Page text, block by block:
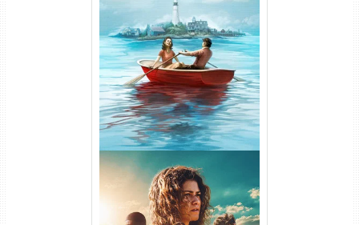
O Segredo de Widow’s Bay
1ª Temporada Torrent (2026)
WEB-DL 1080p Dual Áudio